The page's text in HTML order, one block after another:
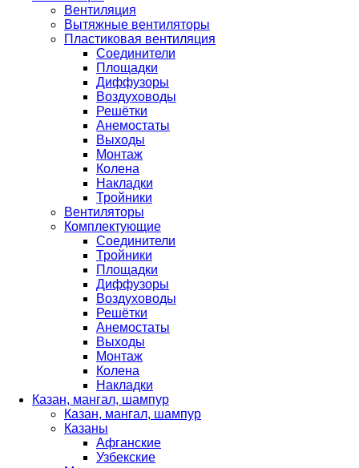
Вентиляция
Вытяжные вентиляторы
Пластиковая вентиляция
Соединители
Площадки
Диффузоры
Воздуховоды
Решётки
Анемостаты
Выходы
Монтаж
Колена
Накладки
Тройники
Вентиляторы
Комплектующие
Соединители
Тройники
Площадки
Диффузоры
Воздуховоды
Решётки
Анемостаты
Выходы
Монтаж
Колена
Накладки
Казан, мангал, шампур
Казан, мангал, шампур
Казаны
Афганские
Узбекские